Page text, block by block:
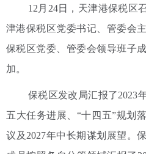
12月24日，天津港保税区
津港保税区党委书记、管委会
保税区党委、管委会领导班子
加。
保税区发改局汇报了2023
五大任务进展、“十四五”规划
议及2027年中长期谋划展望。